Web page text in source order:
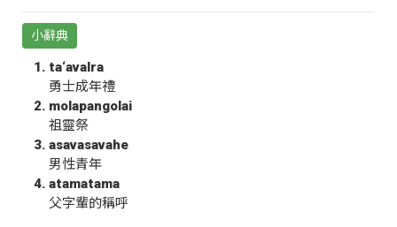
小辭典
ta‘avalra
勇士成年禮
molapangolai
祖靈祭
asavasavahe
男性青年
atamatama
父字輩的稱呼